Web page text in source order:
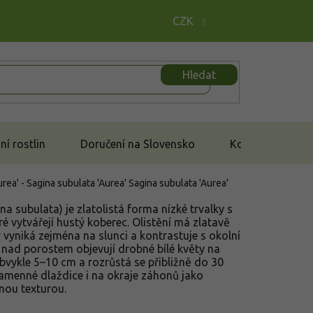
CZK
Hledat
rostlin Doručení na Slovensko Kontakt
- Sagina subulata 'Aurea' Sagina subulata 'Aurea'
subulata) je zlatolistá forma nízké trvalky s
vytvářejí hustý koberec. Olistění má zlatavě
zejména na slunci a kontrastuje s okolní
porostem objevují drobné bílé květy na
5–10 cm a rozrůstá se přibližně do 30
dlaždice i na okraje záhonů jako
texturou.